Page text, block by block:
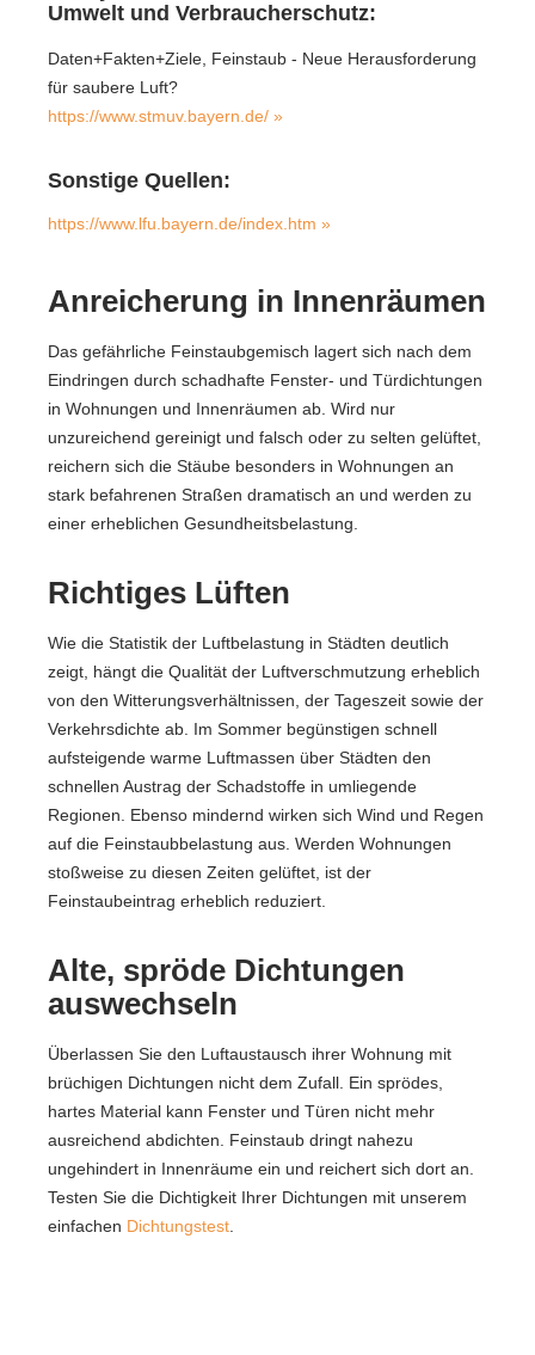
Umwelt und Verbraucherschutz:
Daten+Fakten+Ziele, Feinstaub - Neue Herausforderung
für saubere Luft?
https://www.stmuv.bayern.de/ »
Sonstige Quellen:
https://www.lfu.bayern.de/index.htm »
Anreicherung in Innenräumen
Das gefährliche Feinstaubgemisch lagert sich nach dem
Eindringen durch schadhafte Fenster- und Türdichtungen
in Wohnungen und Innenräumen ab. Wird nur
unzureichend gereinigt und falsch oder zu selten gelüftet,
reichern sich die Stäube besonders in Wohnungen an
stark befahrenen Straßen dramatisch an und werden zu
einer erheblichen Gesundheitsbelastung.
Richtiges Lüften
Wie die Statistik der Luftbelastung in Städten deutlich
zeigt, hängt die Qualität der Luftverschmutzung erheblich
von den Witterungsverhältnissen, der Tageszeit sowie der
Verkehrsdichte ab. Im Sommer begünstigen schnell
aufsteigende warme Luftmassen über Städten den
schnellen Austrag der Schadstoffe in umliegende
Regionen. Ebenso mindernd wirken sich Wind und Regen
auf die Feinstaubbelastung aus. Werden Wohnungen
stoßweise zu diesen Zeiten gelüftet, ist der
Feinstaubeintrag erheblich reduziert.
Alte, spröde Dichtungen
auswechseln
Überlassen Sie den Luftaustausch ihrer Wohnung mit
brüchigen Dichtungen nicht dem Zufall. Ein sprödes,
hartes Material kann Fenster und Türen nicht mehr
ausreichend abdichten. Feinstaub dringt nahezu
ungehindert in Innenräume ein und reichert sich dort an.
Testen Sie die Dichtigkeit Ihrer Dichtungen mit unserem
einfachen Dichtungstest